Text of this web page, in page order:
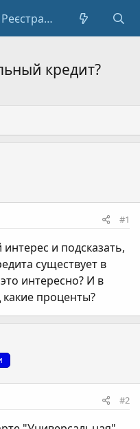
Реєстрація
кредит?
#1
и подсказать,
существует в
интересно? И в
проценты?
#2